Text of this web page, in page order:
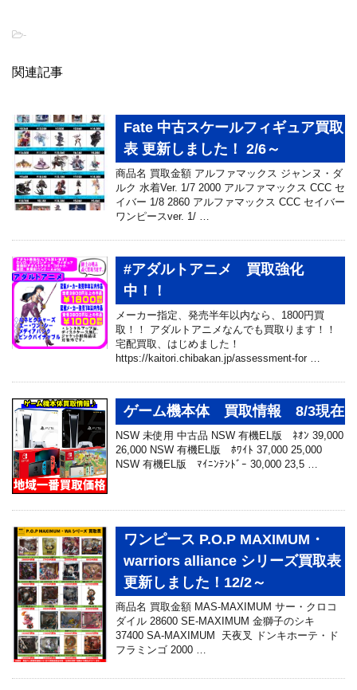
-
関連記事
Fate 中古スケールフィギュア買取
表 更新しました！ 2/6～
商品名 買取金額 アルファマックス ジャンヌ・ダ
ルク 水着Ver. 1/7 2000 アルファマックス CCC セ
イバー 1/8 2860 アルファマックス CCC セイバー
ワンピースver. 1/ …
#アダルトアニメ 買取強化
中！！
メーカー指定、発売半年以内なら、1800円買
取！！ アダルトアニメなんでも買取ります！！
宅配買取、はじめました！
https://kaitori.chibakan.jp/assessment-for …
ゲーム機本体 買取情報 8/3現在
NSW 未使用 中古品 NSW 有機EL版 ﾈｵﾝ 39,000
26,000 NSW 有機EL版 ﾎﾜｲﾄ 37,000 25,000
NSW 有機EL版 ﾏｲﾆﾝﾃﾝﾄﾞｰ 30,000 23,5 …
ワンピース P.O.P MAXIMUM・
warriors alliance シリーズ買取表
更新しました！12/2～
商品名 買取金額 MAS-MAXIMUM サー・クロコ
ダイル 28600 SE-MAXIMUM 金獅子のシキ
37400 SA-MAXIMUM 天夜叉 ドンキホーテ・ド
フラミンゴ 2000 …